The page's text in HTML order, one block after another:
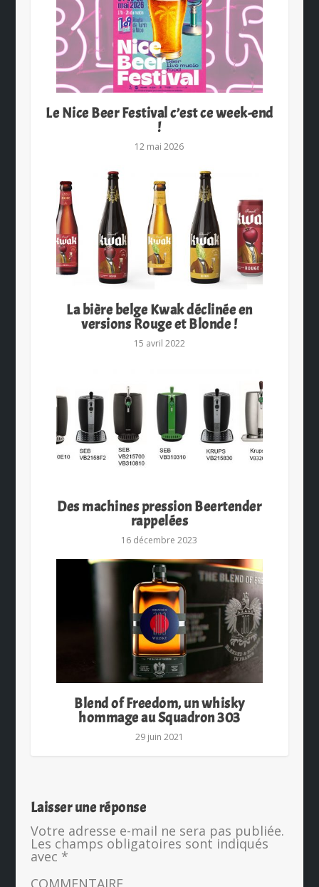
Le Nice Beer Festival c’est ce week-end
!
12 mai 2026
La bière belge Kwak déclinée en
versions Rouge et Blonde !
15 avril 2022
Des machines pression Beertender
rappelées
16 décembre 2023
Blend of Freedom, un whisky
hommage au Squadron 303
29 juin 2021
Laisser une réponse
Votre adresse e-mail ne sera pas publiée.
Les champs obligatoires sont indiqués
avec *
COMMENTAIRE